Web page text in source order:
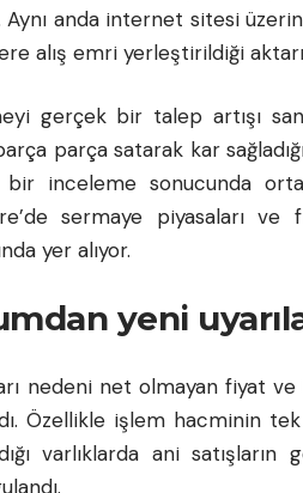
anda internet sitesi
alış emri yerleştirildiği
gerçek bir talep artışı
parça satarak kar
inceleme sonucunda
sermaye piyasaları ve
yer alıyor.
yeni
nedeni net olmayan fiyat
Özellikle işlem hacminin
varlıklarda ani satışların